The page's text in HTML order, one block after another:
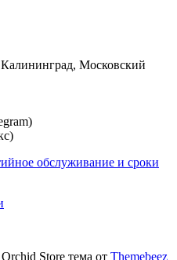
Московский
обслуживание и сроки
Store тема от Themebeez